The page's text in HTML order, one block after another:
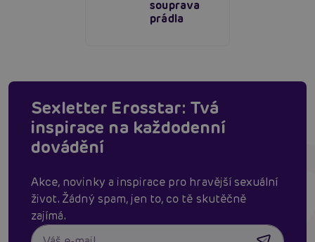
souprava
prádla
Sexletter Erosstar: Tvá
inspirace na každodenní
dovádění
Akce, novinky a inspirace pro hravější sexuální
život. Žádný spam, jen to, co tě skutěčně
zajímá.